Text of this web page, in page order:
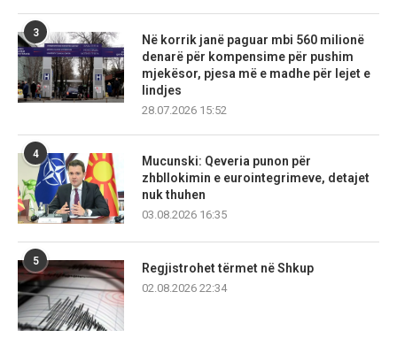
3
Në korrik janë paguar mbi 560 milionë
denarë për kompensime për pushim
mjekësor, pjesa më e madhe për lejet e
lindjes
28.07.2026 15:52
4
Mucunski: Qeveria punon për
zhbllokimin e eurointegrimeve, detajet
nuk thuhen
03.08.2026 16:35
5
Regjistrohet tërmet në Shkup
02.08.2026 22:34